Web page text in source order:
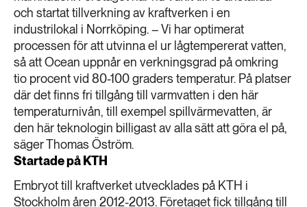
och startat tillverkning av kraftverken i en
industrilokal i Norrköping. – Vi har optimerat
processen för att utvinna el ur lågtempererat vatten,
så att Ocean uppnår en verkningsgrad på omkring
tio procent vid 80-100 graders temperatur. På platser
där det finns fri tillgång till varmvatten i den här
temperaturnivån, till exempel spillvärmevatten, är
den här teknologin billigast av alla sätt att göra el på,
säger Thomas Öström.
Startade på KTH
Embryot till kraftverket utvecklades på KTH i
Stockholm åren 2012-2013. Företaget fick tillgång till